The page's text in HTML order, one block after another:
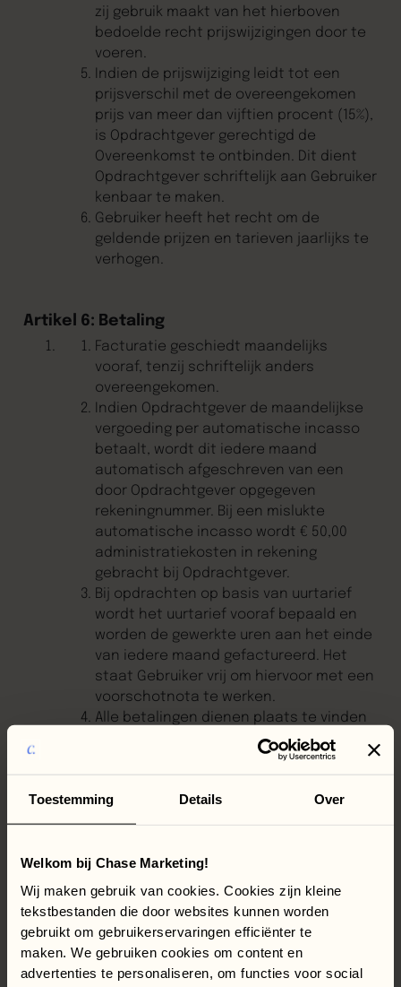
Toestemming Details Over
Welkom bij Chase Marketing!
Wij maken gebruik van cookies. Cookies zijn kleine
tekstbestanden die door websites kunnen worden
gebruikt om gebruikerservaringen efficiënter te
maken. We gebruiken cookies om content en
advertenties te personaliseren, om functies voor social
zij gebruik maakt van het hierboven
bedoelde recht prijswijzigingen door te
voeren.
Indien de prijswijziging leidt tot een
prijsverschil met de overeengekomen
prijs van meer dan vijftien procent (15%),
is Opdrachtgever gerechtigd de
Overeenkomst te ontbinden. Dit dient
Opdrachtgever schriftelijk aan Gebruiker
kenbaar te maken.
Gebruiker heeft het recht om de
geldende prijzen en tarieven jaarlijks te
verhogen.
Artikel 6: Betaling
Facturatie geschiedt maandelijks
vooraf, tenzij schriftelijk anders
overeengekomen.
Indien Opdrachtgever de maandelijkse
vergoeding per automatische incasso
betaalt, wordt dit iedere maand
automatisch afgeschreven van een
door Opdrachtgever opgegeven
rekeningnummer. Bij een mislukte
automatische incasso wordt € 50,00
administratiekosten in rekening
gebracht bij Opdrachtgever.
Bij opdrachten op basis van uurtarief
wordt het uurtarief vooraf bepaald en
worden de gewerkte uren aan het einde
van iedere maand gefactureerd. Het
staat Gebruiker vrij om hiervoor met een
voorschotnota te werken.
Alle betalingen dienen plaats te vinden
binnen veertien (14) dagen na de
factuurdatum, op een door Gebruiker
aan te geven wijze. Gebruiker is
gerechtigd om een kortere
betalingstermijn te bepalen, indien de
of indien de Werkzaamheden met spoed
uitgevoerd dienen te worden.
Opdrachtgever verricht de aan
Gebruiker verschuldigde betalingen
zonder kortingen, verrekeningen of
schuldvergelijking, ook in faillissement,